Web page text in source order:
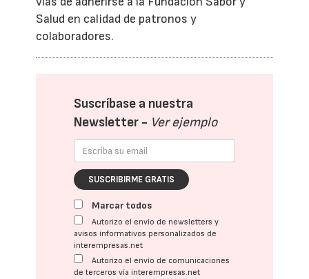
Salud en calidad de patronos y
colaboradores.
Suscríbase a nuestra
Newsletter - Ver ejemplo
SUSCRIBIRME GRATIS
Marcar todos
Autorizo el envío de newsletters y
avisos informativos personalizados de
interempresas.net
Autorizo el envío de comunicaciones
de terceros vía interempresas.net